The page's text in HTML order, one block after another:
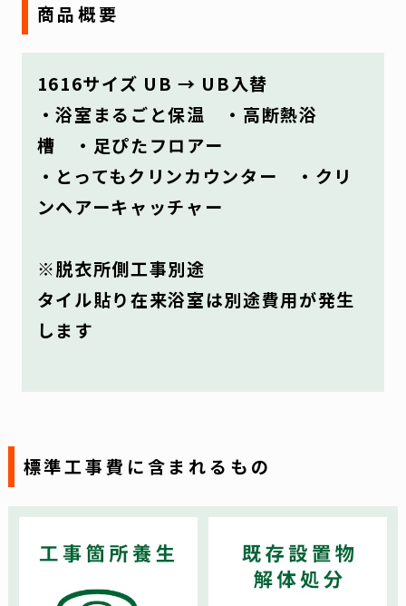
商品概要
1616サイズ UB → UB入替
・浴室まるごと保温 ・高断熱浴
槽 ・足ぴたフロアー
・とってもクリンカウンター ・クリ
ンヘアーキャッチャー
※脱衣所側工事別途
タイル貼り在来浴室は別途費用が発生
します
標準工事費に含まれるもの